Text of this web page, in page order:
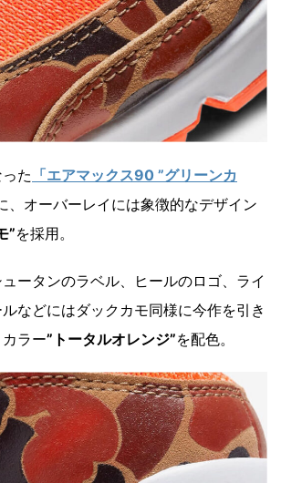
た 「エアマックス90 ”グリーンカ
、オーバーレイには象徴的なデザイン
”を採用。
ータンのラベル、ヒールのロゴ、ライ
などにはダックカモ同様に今作を引き
ラー”トータルオレンジ”を配色。